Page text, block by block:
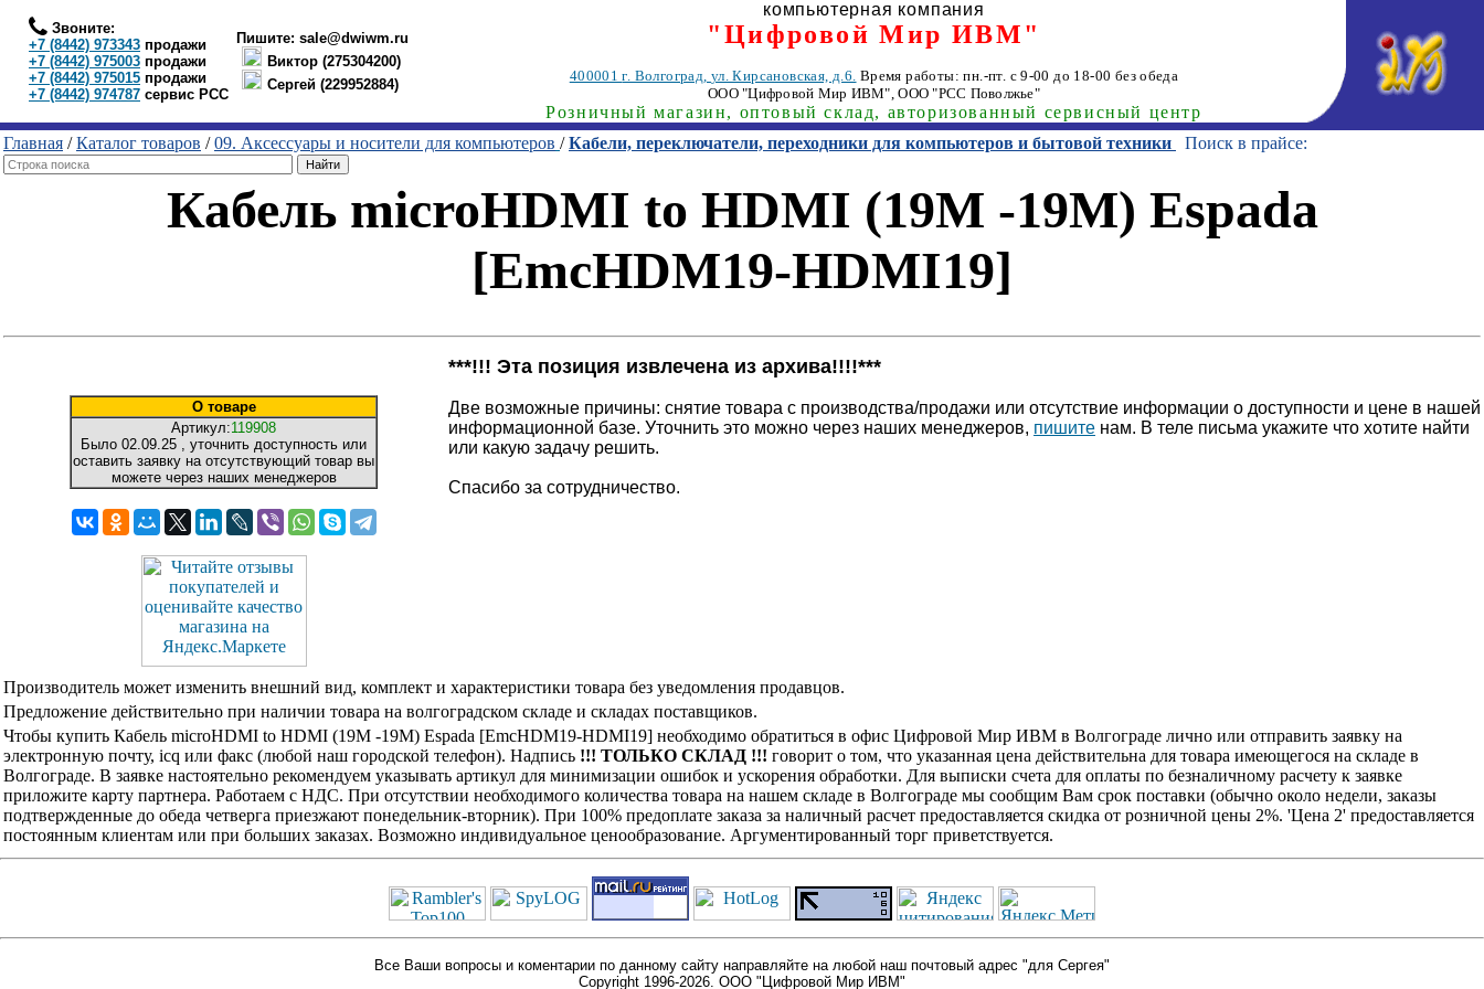
Звоните:
+7 (8442) 973343 продажи
+7 (8442) 975003 продажи
+7 (8442) 975015 продажи
+7 (8442) 974787 сервис РСС
Пишите: sale@dwiwm.ru
Виктор (275304200)
Сергей (229952884)
компьютерная компания
"Цифровой Мир ИВМ"
400001г. Волгоград, ул. Кирсановская, д.6. Время работы: пн.-пт. с 9-00 до 18-00 без обеда
ООО "Цифровой Мир ИВМ", ООО "РСС Поволжье"
Розничный магазин, оптовый склад, авторизованный сервисный центр
Главная /Каталог товаров /09. Аксессуары и носители для компьютеров /Кабели, переключатели, переходники для компьютеров и бытовой техники Поиск в прайсе:
Кабель microHDMI to HDMI (19M -19M) Espada
[EmcHDM19-HDMI19]
О товаре
Артикул:119908
Было 02.09.25 , уточнить доступность или
оставить заявку на отсутствующий товар вы
можете через наших менеджеров
***!!! Эта позиция извлечена из архива!!!!***
Две возможные причины: снятие товара с производства/продажи или отсутствие информации о доступности и цене в нашей
информационной базе. Уточнить это можно через наших менеджеров, пишите нам. В теле письма укажите что хотите найти
или какую задачу решить.
Спасибо за сотрудничество.
Производитель может изменить внешний вид, комплект и характеристики товара без уведомления продавцов.
Предложение действительно при наличии товара на волгоградском складе и складах поставщиков.
Чтобы купить Кабель microHDMI to HDMI (19M -19M) Espada [EmcHDM19-HDMI19] необходимо обратиться в офис Цифровой Мир ИВМ в Волгограде лично или отправить заявку на
электронную почту, icq или факс (любой наш городской телефон). Надпись !!! ТОЛЬКО СКЛАД !!! говорит о том, что указанная цена действительна для товара имеющегося на складе в
Волгограде. В заявке настоятельно рекомендуем указывать артикул для минимизации ошибок и ускорения обработки. Для выписки счета для оплаты по безналичному расчету к заявке
приложите карту партнера. Работаем с НДС. При отсутствии необходимого количества товара на нашем складе в Волгограде мы сообщим Вам срок поставки (обычно около недели, заказы
подтвержденные до обеда четверга приезжают понедельник-вторник). При 100% предоплате заказа за наличный расчет предоставляется скидка от розничной цены 2%. 'Цена 2' предоставляется
постоянным клиентам или при больших заказах. Возможно индивидуальное ценообразование. Аргументированный торг приветствуется.
Все Ваши вопросы и коментарии по данному сайту направляйте на любой наш почтовый адрес "для Сергея"
Copyright 1996-2026. ООО "Цифровой Мир ИВМ"